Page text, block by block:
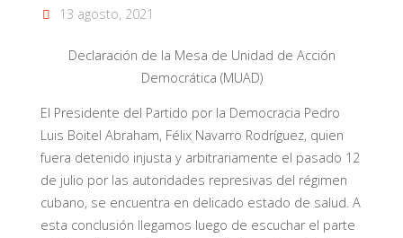
13 agosto, 2021
Declaración de la Mesa de Unidad de Acción
Democrática (MUAD)
El Presidente del Partido por la Democracia Pedro
Luis Boitel Abraham, Félix Navarro Rodríguez, quien
fuera detenido injusta y arbitrariamente el pasado 12
de julio por las autoridades represivas del régimen
cubano, se encuentra en delicado estado de salud. A
esta conclusión llegamos luego de escucharel parte